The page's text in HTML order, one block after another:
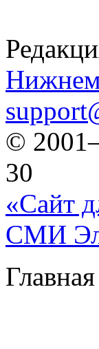
©
30
«Сайт
СМИ Эл